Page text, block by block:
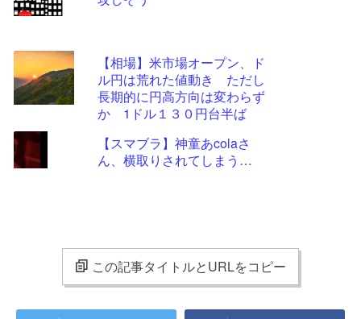
【相場】米市場オープン、ド
ル円は荒れた値動き ただし
長期的に円高方向は変わらず
か 1ドル１３０円台半ば
【スマブラ】神童あcolaさ
ん、横取りされてしまう…
この記事タイトルとURLをコピー